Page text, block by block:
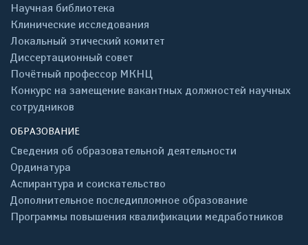
Научная библиотека
Клинические исследования
Локальный этический комитет
Диссертационный совет
Почётный профессор МКНЦ
Конкурс на замещение вакантных должностей научных
сотрудников
ОБРАЗОВАНИЕ
Сведения об образовательной деятельности
Ординатура
Аспирантура и соискательство
Дополнительное последипломное образование
Программы повышения квалификации медработников